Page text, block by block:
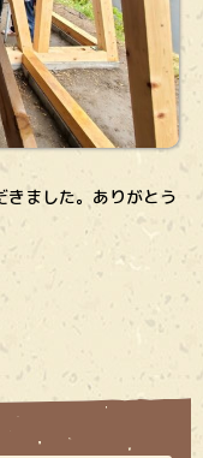
きました。ありがとう